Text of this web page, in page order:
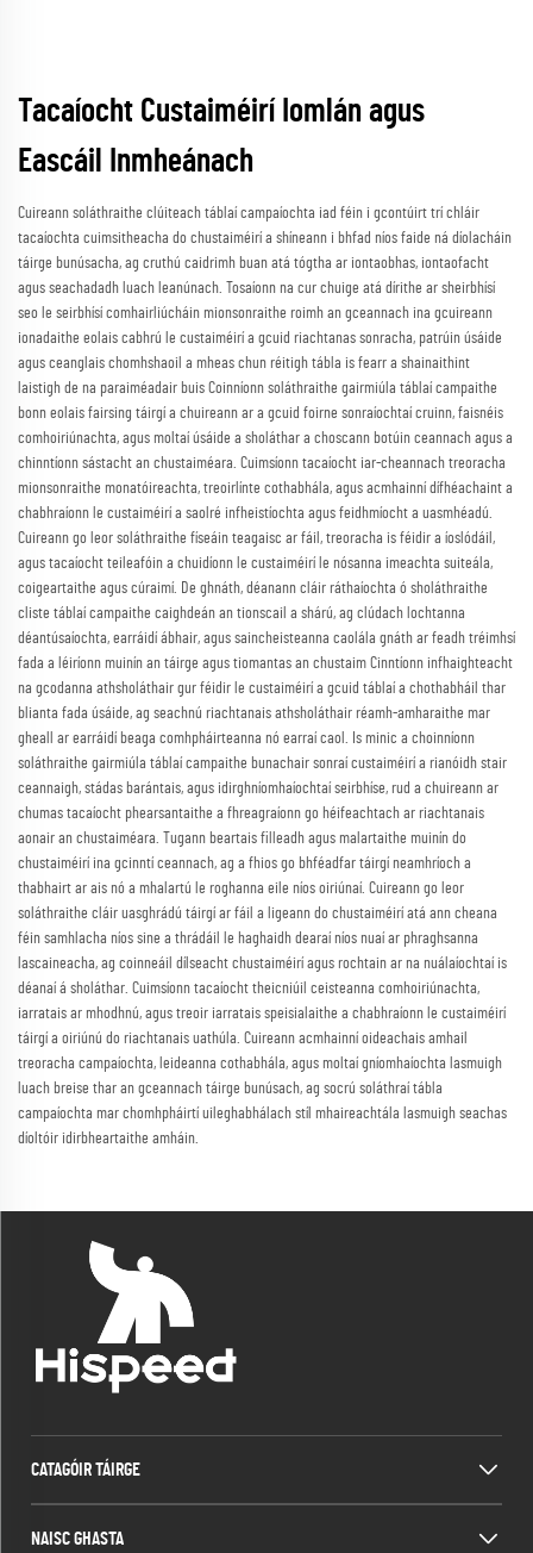
Tacaíocht Custaiméirí Iomlán agus
Eascáil Inmheánach
Cuireann soláthraithe clúiteach táblaí campaíochta iad féin i gcontúirt trí chláir
tacaíochta cuimsitheacha do chustaiméirí a shíneann i bhfad níos faide ná díolacháin
táirge bunúsacha, ag cruthú caidrimh buan atá tógtha ar iontaobhas, iontaofacht
agus seachadadh luach leanúnach. Tosaíonn na cur chuige atá dírithe ar sheirbhísí
seo le seirbhísí comhairliúcháin mionsonraithe roimh an gceannach ina gcuireann
ionadaithe eolais cabhrú le custaiméirí a gcuid riachtanas sonracha, patrúin úsáide
agus ceanglais chomhshaoil a mheas chun réitigh tábla is fearr a shainaithint
laistigh de na paraiméadair buis Coinníonn soláthraithe gairmiúla táblaí campaithe
bonn eolais fairsing táirgí a chuireann ar a gcuid foirne sonraíochtaí cruinn, faisnéis
comhoiriúnachta, agus moltaí úsáide a sholáthar a choscann botúin ceannach agus a
chinntíonn sástacht an chustaiméara. Cuimsíonn tacaíocht iar-cheannach treoracha
mionsonraithe monatóireachta, treoirlínte cothabhála, agus acmhainní dífhéachaint a
chabhraíonn le custaiméirí a saolré infheistíochta agus feidhmíocht a uasmhéadú.
Cuireann go leor soláthraithe físeáin teagaisc ar fáil, treoracha is féidir a íoslódáil,
agus tacaíocht teileafóin a chuidíonn le custaiméirí le nósanna imeachta suiteála,
coigeartaithe agus cúraimí. De ghnáth, déanann cláir ráthaíochta ó sholáthraithe
cliste táblaí campaithe caighdeán an tionscail a shárú, ag clúdach lochtanna
déantúsaíochta, earráidí ábhair, agus saincheisteanna caolála gnáth ar feadh tréimhsí
fada a léiríonn muinín an táirge agus tiomantas an chustaim Cinntíonn infhaighteacht
na gcodanna athsholáthair gur féidir le custaiméirí a gcuid táblaí a chothabháil thar
blianta fada úsáide, ag seachnú riachtanais athsholáthair réamh-amharaithe mar
gheall ar earráidí beaga comhpháirteanna nó earraí caol. Is minic a choinníonn
soláthraithe gairmiúla táblaí campaithe bunachair sonraí custaiméirí a rianóidh stair
ceannaigh, stádas barántais, agus idirghníomhaíochtaí seirbhíse, rud a chuireann ar
chumas tacaíocht phearsantaithe a fhreagraíonn go héifeachtach ar riachtanais
aonair an chustaiméara. Tugann beartais filleadh agus malartaithe muinín do
chustaiméirí ina gcinntí ceannach, ag a fhios go bhféadfar táirgí neamhríoch a
thabhairt ar ais nó a mhalartú le roghanna eile níos oiriúnaí. Cuireann go leor
soláthraithe cláir uasghrádú táirgí ar fáil a ligeann do chustaiméirí atá ann cheana
féin samhlacha níos sine a thrádáil le haghaidh dearaí níos nuaí ar phraghsanna
lascaineacha, ag coinneáil dílseacht chustaiméirí agus rochtain ar na nuálaíochtaí is
déanaí á sholáthar. Cuimsíonn tacaíocht theicniúil ceisteanna comhoiriúnachta,
iarratais ar mhodhnú, agus treoir iarratais speisialaithe a chabhraíonn le custaiméirí
táirgí a oiriúnú do riachtanais uathúla. Cuireann acmhainní oideachais amhail
treoracha campaíochta, leideanna cothabhála, agus moltaí gníomhaíochta lasmuigh
luach breise thar an gceannach táirge bunúsach, ag socrú soláthraí tábla
campaíochta mar chomhpháirtí uileghabhálach stíl mhaireachtála lasmuigh seachas
díoltóir idirbheartaithe amháin.
CATAGÓIR TÁIRGE
NAISC GHASTA